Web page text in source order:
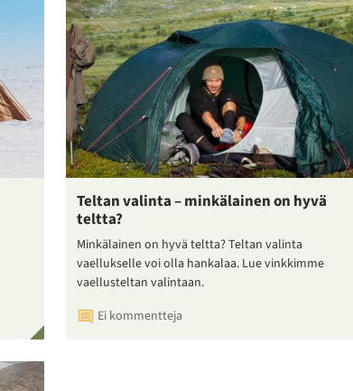
Teltan valinta – minkälainen on hyvä
teltta?
Minkälainen on hyvä teltta? Teltan valinta
vaellukselle voi olla hankalaa. Lue vinkkimme
vaellusteltan valintaan.
Ei kommentteja